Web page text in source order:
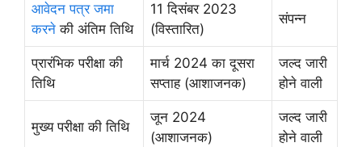
आवेदन पत्र जमा
करने की अंतिम तिथि
11 दिसंबर 2023
(विस्तारित)
संपन्न
प्रारंभिक परीक्षा की
तिथि
मार्च 2024 का दूसरा
सप्ताह (आशाजनक)
जल्द जारी
होने वाली
मुख्य परीक्षा की तिथि
जून 2024
(आशाजनक)
जल्द जारी
होने वाली